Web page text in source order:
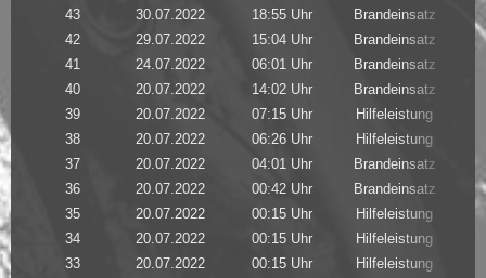
43
30.07.2022 18:55 Uhr Brandeinsatz
42
29.07.2022 15:04 Uhr Brandeinsatz
41
24.07.2022 06:01 Uhr Brandeinsatz
40
20.07.2022 14:02 Uhr Brandeinsatz
39
20.07.2022 07:15 Uhr Hilfeleistung
38
20.07.2022 06:26 Uhr Hilfeleistung
37
20.07.2022 04:01 Uhr Brandeinsatz
36
20.07.2022 00:42 Uhr Brandeinsatz
35
20.07.2022 00:15 Uhr Hilfeleistung
34
20.07.2022 00:15 Uhr Hilfeleistung
33
20.07.2022 00:15 Uhr Hilfeleistung